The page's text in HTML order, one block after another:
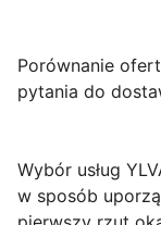
Porównanie
pytania do
Wybór usług
w sposób